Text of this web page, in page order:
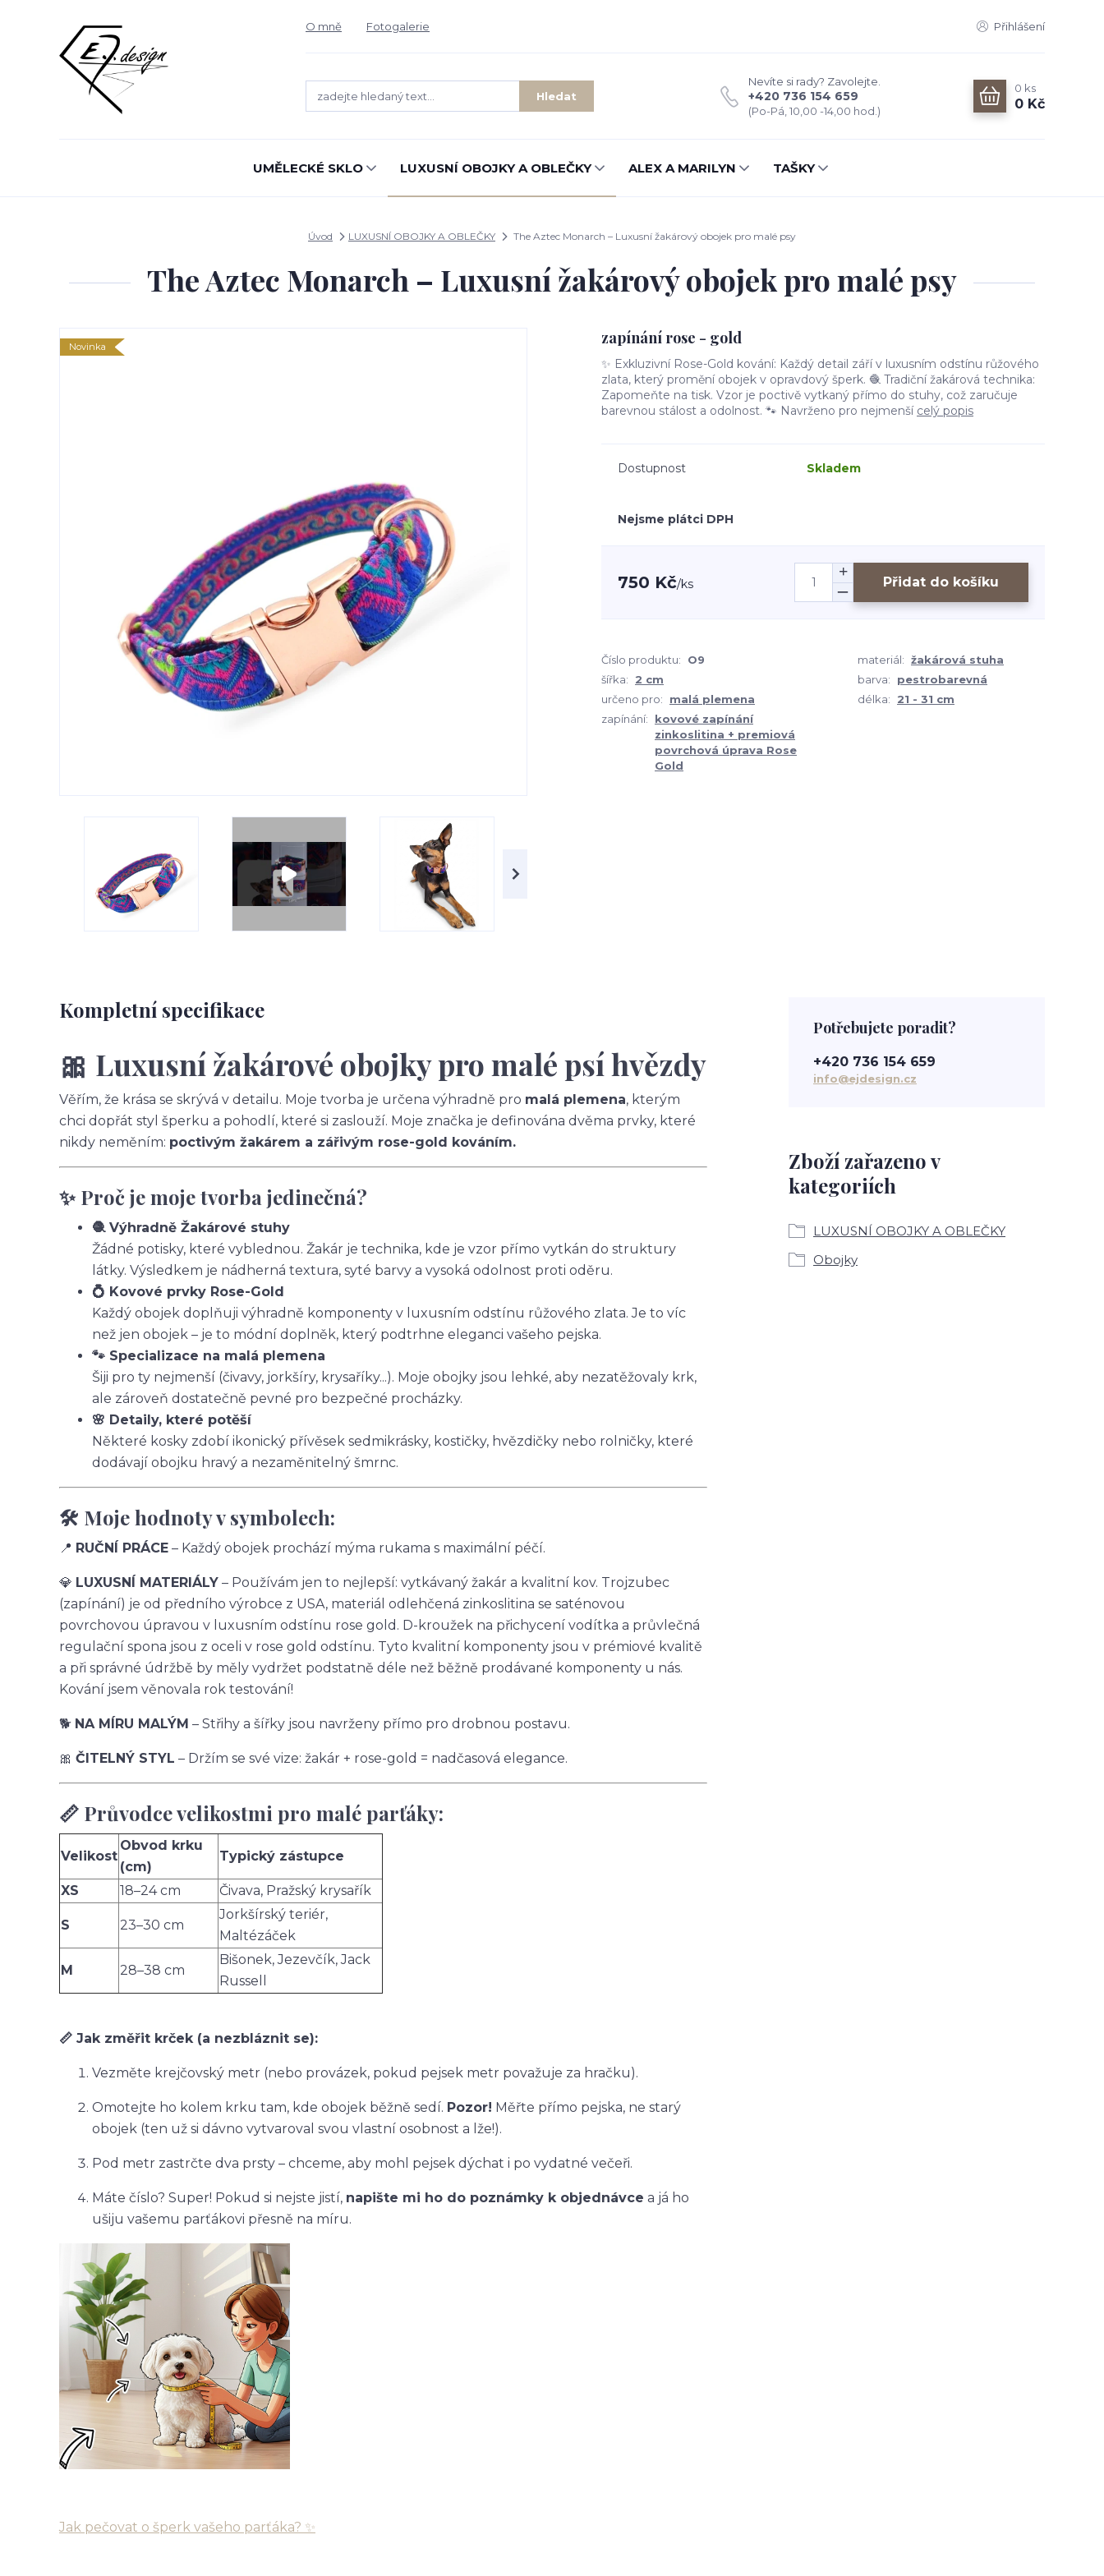
O mně Fotogalerie Přihlášení
Hledat
Nevíte si rady? Zavolejte.
+420 736 154 659
(Po-Pá, 10,00 -14,00 hod.)
0 ks
0 Kč
UMĚLECKÉ SKLO LUXUSNÍ OBOJKY A OBLEČKY ALEX A MARILYN TAŠKY
Úvod LUXUSNÍ OBOJKY A OBLEČKY The Aztec Monarch – Luxusní žakárový obojek pro malé psy
The Aztec Monarch – Luxusní žakárový obojek pro malé psy
Novinka zapínání rose - gold
✨ Exkluzivní Rose-Gold kování: Každý detail září v luxusním odstínu růžového
zlata, který promění obojek v opravdový šperk. 🧶 Tradiční žakárová technika:
Zapomeňte na tisk. Vzor je poctivě vytkaný přímo do stuhy, což zaručuje
barevnou stálost a odolnost. 🐾 Navrženo pro nejmenší celý popis
Dostupnost Skladem
Nejsme plátci DPH
750 Kč/ks Přidat do košíku
Číslo produktu: O9 materiál: žakárová stuha
šířka:
2 cm barva:
pestrobarevná
určeno pro:
malá plemena délka:
21 - 31 cm
zapínání:
kovové zapínání
zinkoslitina + premiová
povrchová úprava Rose
Gold
Kompletní specifikace
🎀 Luxusní žakárové obojky pro malé psí hvězdy
Věřím, že krása se skrývá v detailu. Moje tvorba je určena výhradně pro malá plemena, kterým
chci dopřát styl šperku a pohodlí, které si zaslouží. Moje značka je definována dvěma prvky, které
nikdy neměním: poctivým žakárem a zářivým rose-gold kováním.
✨ Proč je moje tvorba jedinečná?
🧶 Výhradně Žakárové stuhy
Žádné potisky, které vyblednou. Žakár je technika, kde je vzor přímo vytkán do struktury
látky. Výsledkem je nádherná textura, syté barvy a vysoká odolnost proti oděru.
💍 Kovové prvky Rose-Gold
Každý obojek doplňuji výhradně komponenty v luxusním odstínu růžového zlata. Je to víc
než jen obojek – je to módní doplněk, který podtrhne eleganci vašeho pejska.
🐾 Specializace na malá plemena
Šiji pro ty nejmenší (čivavy, jorkšíry, krysaříky...). Moje obojky jsou lehké, aby nezatěžovaly krk,
ale zároveň dostatečně pevné pro bezpečné procházky.
🌸 Detaily, které potěší
Některé kosky zdobí ikonický přívěsek sedmikrásky, kostičky, hvězdičky nebo rolničky, které
dodávají obojku hravý a nezaměnitelný šmrnc.
🛠️ Moje hodnoty v symbolech:
📍 RUČNÍ PRÁCE – Každý obojek prochází mýma rukama s maximální péčí.
💎 LUXUSNÍ MATERIÁLY – Používám jen to nejlepší: vytkávaný žakár a kvalitní kov. Trojzubec
(zapínání) je od předního výrobce z USA, materiál odlehčená zinkoslitina se saténovou
povrchovou úpravou v luxusním odstínu rose gold. D-kroužek na přichycení vodítka a průvlečná
regulační spona jsou z oceli v rose gold odstínu. Tyto kvalitní komponenty jsou v prémiové kvalitě
a při správné údržbě by měly vydržet podstatně déle než běžně prodávané komponenty u nás.
Kování jsem věnovala rok testování!
🐕 NA MÍRU MALÝM – Střihy a šířky jsou navrženy přímo pro drobnou postavu.
🎀 ČITELNÝ STYL – Držím se své vize: žakár + rose-gold = nadčasová elegance.
📏 Průvodce velikostmi pro malé parťáky:
Velikost
Obvod krku
(cm)
Typický zástupce
XS 18–24 cm Čivava, Pražský krysařík
S 23–30 cm
Jorkšírský teriér,
Maltézáček
M 28–38 cm
Bišonek, Jezevčík, Jack
Russell
📏 Jak změřit krček (a nezbláznit se):
Vezměte krejčovský metr (nebo provázek, pokud pejsek metr považuje za hračku).
Omotejte ho kolem krku tam, kde obojek běžně sedí. Pozor! Měřte přímo pejska, ne starý
obojek (ten už si dávno vytvaroval svou vlastní osobnost a lže!).
Pod metr zastrčte dva prsty – chceme, aby mohl pejsek dýchat i po vydatné večeři.
Máte číslo? Super! Pokud si nejste jistí, napište mi ho do poznámky k objednávce a já ho
ušiju vašemu parťákovi přesně na míru.
Jak pečovat o šperk vašeho parťáka? ✨
Zboží zařazeno v
kategoriích
LUXUSNÍ OBOJKY A OBLEČKY
Obojky
Potřebujete poradit?
+420 736 154 659
info@ejdesign.cz